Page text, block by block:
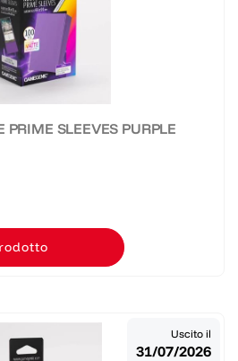
PRIME SLEEVES PURPLE
Uscito il
31/07/2026